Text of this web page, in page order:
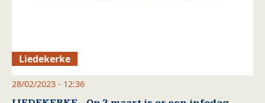
Liedekerke
28/02/2023 - 12:36